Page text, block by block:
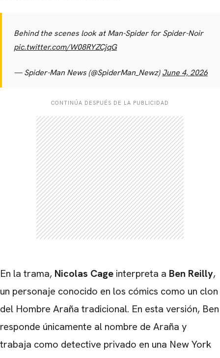
Behind the scenes look at Man-Spider for Spider-Noir
pic.twitter.com/W08RYZCjqG
— Spider-Man News (@SpiderMan_Newz)June 4, 2026
CONTINÚA DESPUÉS DE LA PUBLICIDAD
En la trama, Nicolas Cage interpreta a Ben Reilly,
un personaje conocido en los cómics como un clon
del Hombre Araña tradicional. En esta versión, Ben
responde únicamente al nombre de Araña y
trabaja como detective privado en una New York
CARREGANDO PUBLICIDADE